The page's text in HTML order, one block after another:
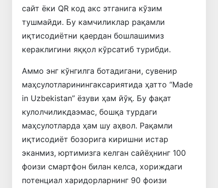
сайт ёки QR код акс этганига кўзим
тушмайди. Бу камчиликлар рақамли
иқтисодиётни қаердан бошлашимиз
кераклигини яққол кўрсатиб турибди.
Аммо энг кўнгилга ботадигани, сувенир
маҳсулотларинингаксариятида ҳатто “Made
in Uzbekistan” ёзуви ҳам йўқ. Бу фақат
кулолчиликдаэмас, бошқа турдаги
маҳсулотларда ҳам шу аҳвол. Рақамли
иқтисодиёт бозорига киришни истар
эканмиз, юртимизга келган сайёҳнинг 100
фоизи смартфон билан келса, хориждаги
потенциал харидорларнинг 90 фоизи